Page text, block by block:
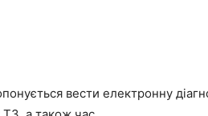
вести електронну